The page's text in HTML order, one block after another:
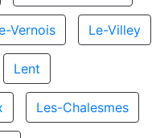
Vernois Le-Villey
Lent
Les-Chalesmes